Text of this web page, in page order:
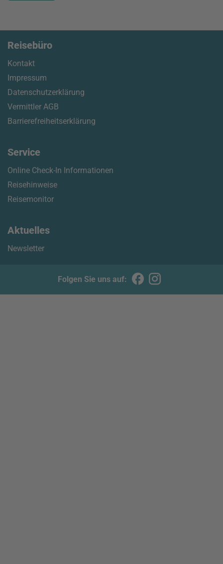
Reisebüro
Kontakt
Impressum
Datenschutzerklärung
Vermittler AGB
Barrierefreiheitserklärung
Service
Online Check-In Informationen
Reisehinweise
Reisemonitor
Aktuelles
Newsletter
Folgen Sie uns auf: